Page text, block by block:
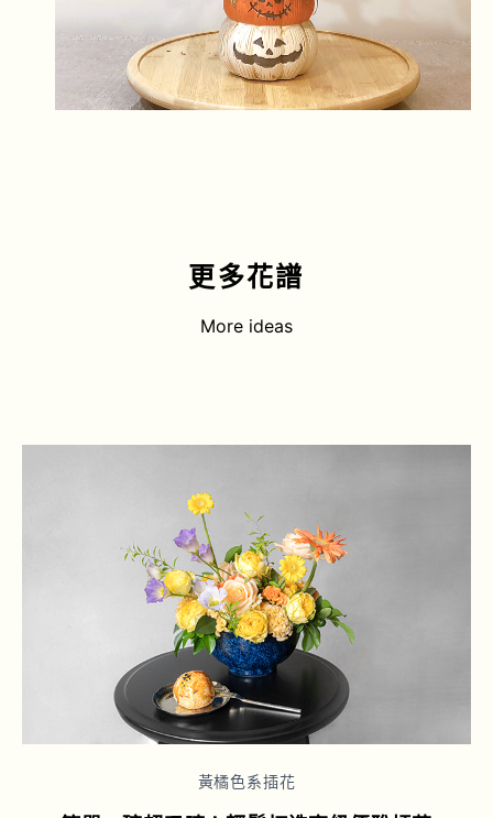
更多花譜
More ideas
黃橘色系插花